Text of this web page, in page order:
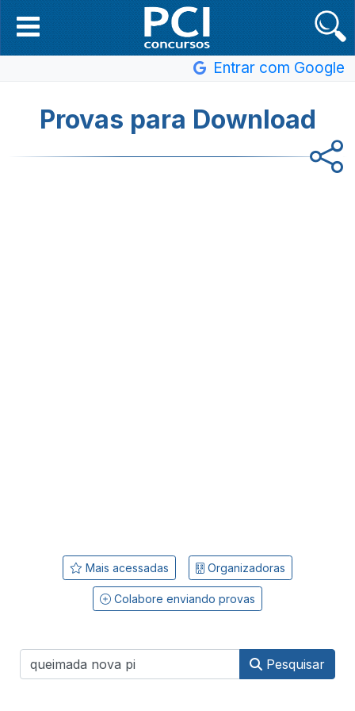
Entrar com Google
Provas para Download
Mais acessadas Organizadoras
Colabore enviando provas
Pesquisar